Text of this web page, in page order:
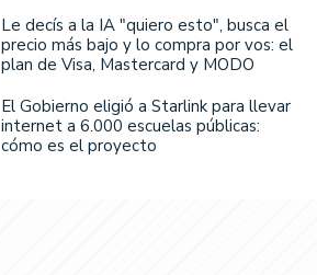
Le decís a la IA "quiero esto", busca el
precio más bajo y lo compra por vos: el
plan de Visa, Mastercard y MODO
El Gobierno eligió a Starlink para llevar
internet a 6.000 escuelas públicas:
cómo es el proyecto